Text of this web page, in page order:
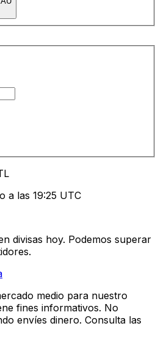
a las 19:25 UTC
divisas hoy. Podemos superar
medio para nuestro
fines informativos. No
envíes dinero. Consulta las